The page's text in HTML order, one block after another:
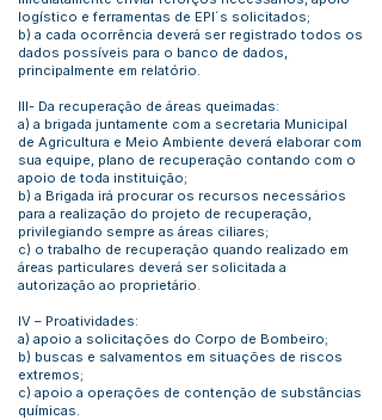
logístico e ferramentas de EPI´s solicitados;
b) a cada ocorrência deverá ser registrado todos os
dados possíveis para o banco de dados,
principalmente em relatório.
III- Da recuperação de áreas queimadas:
a) a brigada juntamente com a secretaria Municipal
de Agricultura e Meio Ambiente deverá elaborar com
sua equipe, plano de recuperação contando com o
apoio de toda instituição;
b) a Brigada irá procurar os recursos necessários
para a realização do projeto de recuperação,
privilegiando sempre as áreas ciliares;
c) o trabalho de recuperação quando realizado em
áreas particulares deverá ser solicitada a
autorização ao proprietário.
IV – Proatividades:
a) apoio a solicitações do Corpo de Bombeiro;
b) buscas e salvamentos em situações de riscos
extremos;
c) apoio a operações de contenção de substâncias
químicas.